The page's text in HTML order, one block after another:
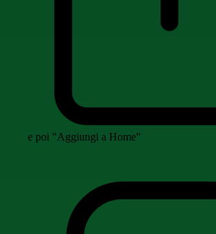
e poi "Aggiungi a Home"